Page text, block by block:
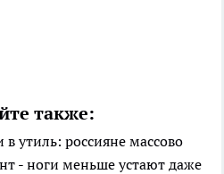
также:
утиль: россияне массово
- ноги меньше устают даже